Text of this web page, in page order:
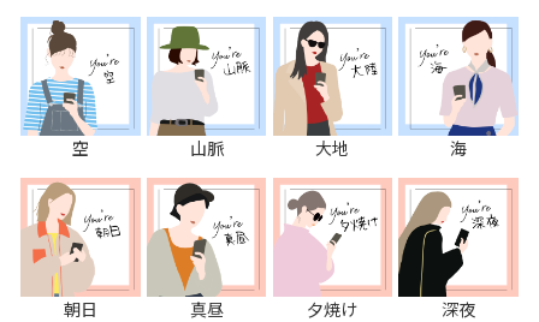
空 山脈 大地 海
朝日 真昼 夕焼け 深夜